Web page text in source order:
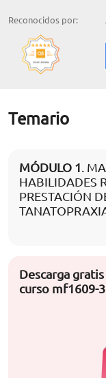
Reconocidos por:
Temario
MÓDULO 1.
HABILIDADES
PRESTACIÓN
Descarga
curso mf1609-3